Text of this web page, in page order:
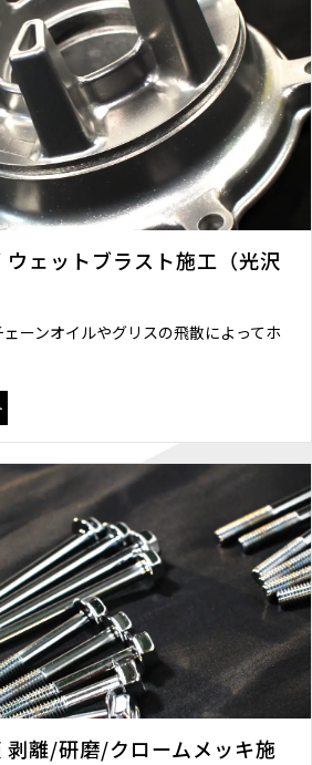
ェットブラスト施工（光沢
ーンオイルやグリスの飛散によってホ
剥離/研磨/クロームメッキ施